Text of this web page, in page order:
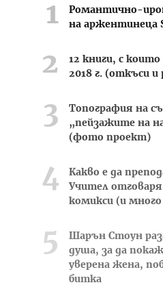
Романтично-
на аржентинеца
12 книги, с
2018 г. (откъси
Топография на
„пейзажите на
(фото проект)
Какво е да
Учител отговаря
комикси (и
Шарън Стоун
душа, за да
уверена жена,
битка